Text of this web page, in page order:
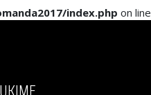
index.php on line